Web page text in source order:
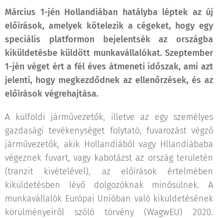
Március 1-jén Hollandiában hatályba léptek az új
előírások, amelyek kötelezik a cégeket, hogy egy
speciális platformon bejelentsék az országba
kiküldetésbe küldött munkavállalókat. Szeptember
1-jén véget ért a fél éves átmeneti időszak, ami azt
jelenti, hogy megkezdődnek az ellenőrzések, és az
előírások végrehajtása.
A külföldi járművezetők, illetve az egy személyes
gazdasági tevékenységet folytató, fuvarozást végző
járművezetők, akik Hollandiából vagy Hllandiábaba
végeznek fuvart, vagy kabotázst az ország területén
(tranzit kivételével), az előírások értelmében
kiküldetésben lévő dolgozóknak minősülnek. A
munkavállalók Európai Unióban való kiküldetésének
körülményeiről szóló törvény (WagwEU) 2020.